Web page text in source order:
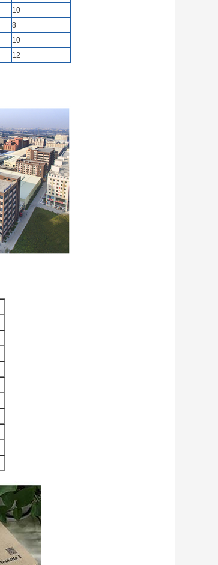
10
8
10
12